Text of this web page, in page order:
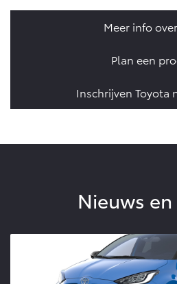
Proace Max (excl. BTW)
OOK ALS BATTERIJ-
ELEKTRISCH
Vanaf € 46.301,-
Land Cruiser (excl. BTW)
Meer info
Plan een
Inschrijven Toyota
Nieuws